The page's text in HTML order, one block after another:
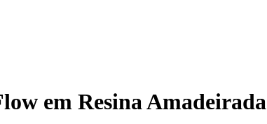
em Resina Amadeirada